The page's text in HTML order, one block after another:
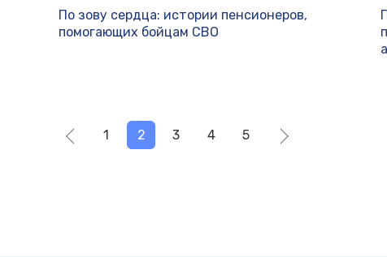
По зову сердца: истории пенсионеров,
помогающих бойцам СВО
1 2 3 4 5